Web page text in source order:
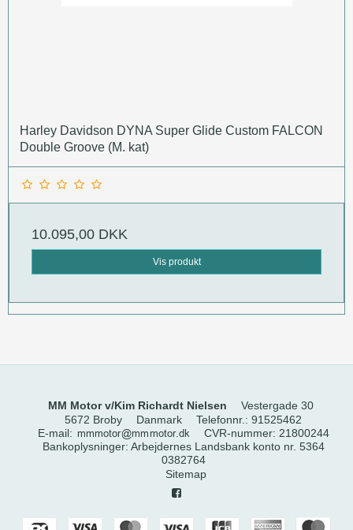
Harley Davidson DYNA Super Glide Custom FALCON
Double Groove (M. kat)
10.095,00 DKK
Vis produkt
MM Motor v/Kim Richardt Nielsen
Vestergade 30
5672 Broby
Danmark Telefonnr. : 91525462
E-mail: CVR-nummer: 21800244
Bankoplysninger: Arbejdernes Landsbank konto nr. 5364
0382764
Sitemap